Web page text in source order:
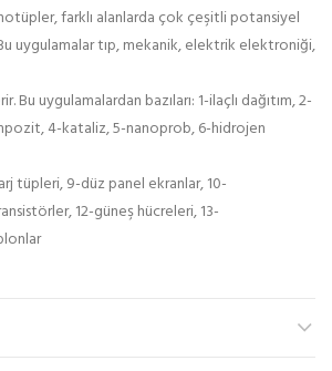
farklı alanlarda çok çeşitli potansiyel
uygulamalar tıp, mekanik, elektrik elektroniği,
Bu uygulamalardan bazıları: 1-ilaçlı dağıtım, 2-
4-kataliz, 5-nanoprob, 6-hidrojen
tüpleri, 9-düz panel ekranlar, 10-
12-güneş hücreleri, 13-